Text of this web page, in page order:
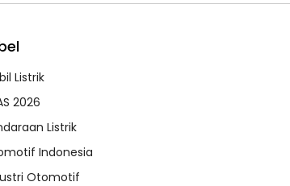
Listrik
2026
Listrik
Indonesia
Otomotif